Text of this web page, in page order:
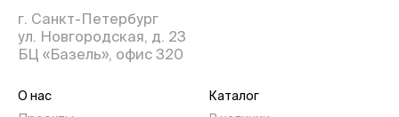
г. Санкт-Петербург
ул. Новгородская, д. 23
БЦ «Базель», офис 320
О нас
Каталог